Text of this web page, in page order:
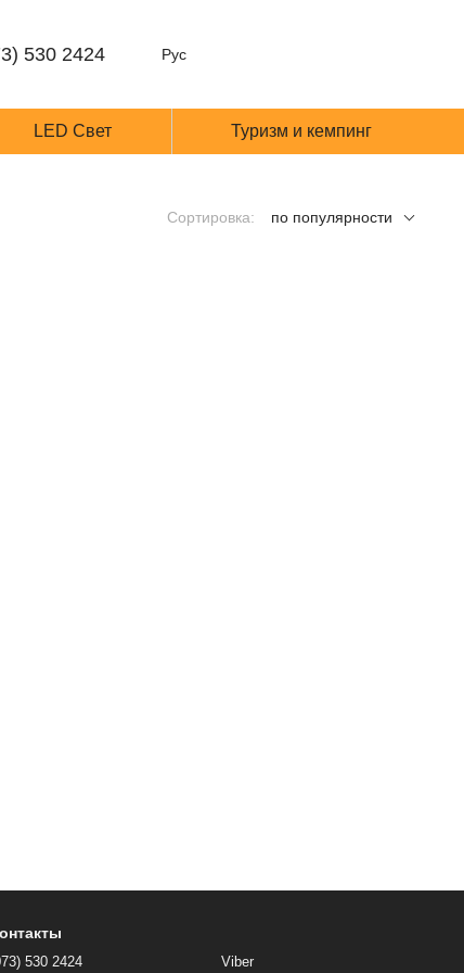
530 2424 Рус
LED Cвет Туризм и кемпинг
Сортировка: по популярности
530 2424 Viber